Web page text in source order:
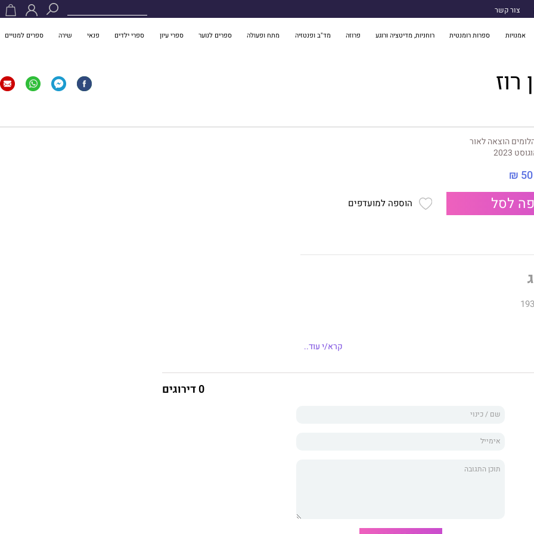
צור קשר
אמנויות ספרות רומנטית רוחניות, מדיטציה ורוגע פרוזה מד"ב ופנטזיה מתח ופעולה ספרים לנוער ספרי עיון ספרי ילדים פנאי שירה ספרים למנויים
הוצאה לאור
2023
50 ₪
לסל הוספה למועדפים
ביתה של משפחת דה רוסי, לאחר שנמלט מחייליו של
שהציל את חייה ידעה האנה שלעולם לא תחוש עוד את
לרגשותיו כלפיה, מאמין כי תחושת האחריות היא המביאה
האהבה היא הנשק, היא השריון החזק ביותר אל
קרא/י עוד..
0 דירוגים